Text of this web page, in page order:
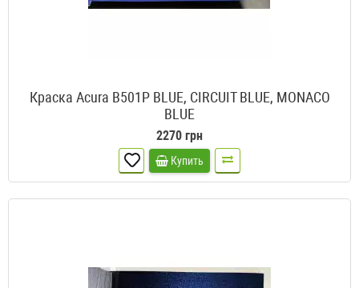
Краска Acura B501P BLUE, CIRCUIT BLUE, MONACO
BLUE
2270 грн
Купить